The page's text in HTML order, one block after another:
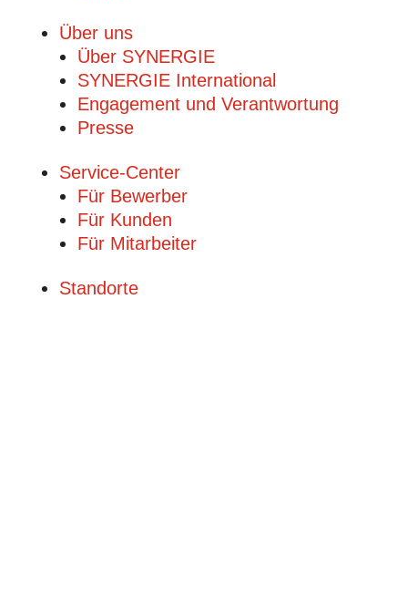
Über uns
Über SYNERGIE
SYNERGIE International
Engage­ment und Verantwor­tung
Presse
Service-Center
Für Bewerber
Für Kunden
Für Mitarbeiter
Standorte